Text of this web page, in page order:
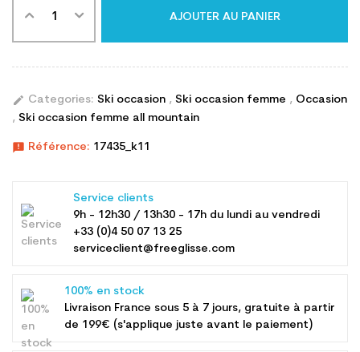
AJOUTER AU PANIER
edit Categories: Ski occasion , Ski occasion femme , Occasion
, Ski occasion femme all mountain
announcement Référence: 17435_k11
Service clients
9h - 12h30 / 13h30 - 17h du lundi au vendredi
+33 (0)4 50 07 13 25
serviceclient@freeglisse.com
100% en stock
Livraison France sous 5 à 7 jours, gratuite à partir
de 199€ (s'applique juste avant le paiement)